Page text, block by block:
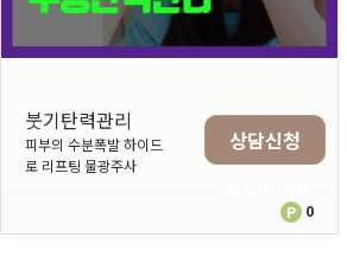
붓기탄력관리
피부의 수분폭발 하이드
로 리프팅 물광주사
P 0